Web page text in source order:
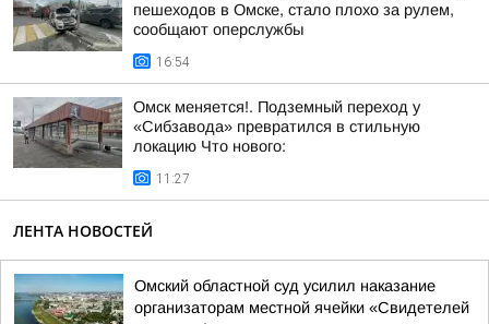
пешеходов в Омске, стало плохо за рулем,
сообщают оперслужбы
16:54
Омск меняется!. Подземный переход у
«Сибзавода» превратился в стильную
локацию Что нового:
11:27
ЛЕНТА НОВОСТЕЙ
Омский областной суд усилил наказание
организаторам местной ячейки «Свидетелей